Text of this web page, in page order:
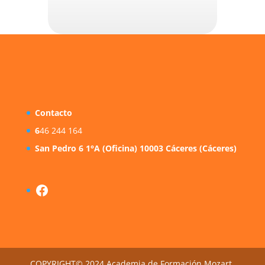
Contacto
646 244 164
San Pedro 6 1°A (Oficina) 10003 Cáceres (Cáceres)
Facebook